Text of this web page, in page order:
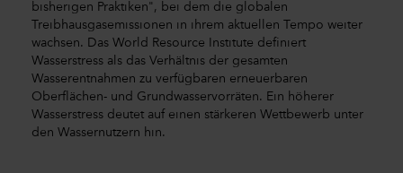
bisherigen Praktiken", bei dem die globalen
Treibhausgasemissionen in ihrem aktuellen Tempo weiter
wachsen. Das World Resource Institute definiert
Wasserstress als das Verhältnis der gesamten
Wasserentnahmen zu verfügbaren erneuerbaren
Oberflächen- und Grundwasservorräten. Ein höherer
Wasserstress deutet auf einen stärkeren Wettbewerb unter
den Wassernutzern hin.